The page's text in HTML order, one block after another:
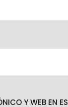
Y WEB EN